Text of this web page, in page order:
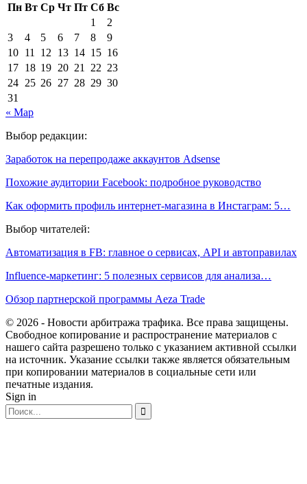
Пн Вт Ср Чт Пт Сб Вс
1
2
3
4 5 6 7 8
9
10 11 12 13 14 15 16
17 18 19 20 21 22 23
24 25 26 27 28 29 30
31
« Мар
Выбор редакции:
Заработок на перепродаже аккаунтов Adsense
Похожие аудитории Facebook: подробное руководство
Как оформить профиль интернет-магазина в Инстаграм: 5…
Выбор читателей:
Автоматизация в FB: главное о сервисах, API и автоправилах
Influence-маркетинг: 5 полезных сервисов для анализа…
Обзор партнерской программы Aeza Trade
© 2026 - Новости арбитража трафика. Все права защищены.
Свободное копирование и распространение материалов с
нашего сайта разрешено только с указанием активной ссылки
на источник. Указание ссылки также является обязательным
при копировании материалов в социальные сети или
печатные издания.
Sign in